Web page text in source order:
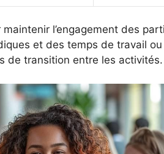
maintenir l’engagement des
et des temps de travail ou
de transition entre les activités.